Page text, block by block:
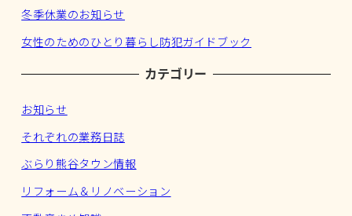
冬季休業のお知らせ
女性のためのひとり暮らし防犯ガイドブック
カテゴリー
お知らせ
それぞれの業務日誌
ぶらり熊谷タウン情報
リフォーム＆リノベーション